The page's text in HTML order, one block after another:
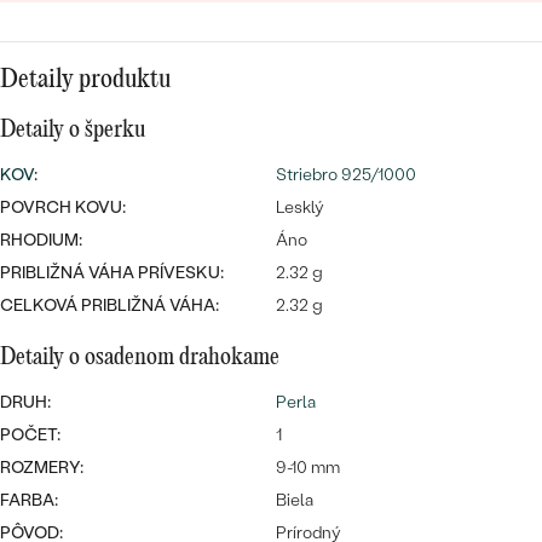
Najpredávanejšie
svadobné
obrúčky
PREZRIEŤ
DRAHOKAM
PODĽA MATERIÁLU
PLATINA
STRIEBRO
S DRAHOKAMAMI
PODĽA ŠTÝLU
PERSONALIZOVANÉ
SYMBOLICKÉ
MINIMALISTICKÉ
PODĽA PRÍLEŽITOSTI
PODĽA FARBY
CENOVO DOSTUPNÉ
Detaily produktu
Detaily o šperku
KOV:
Striebro 925/1000
POVRCH KOVU:
Lesklý
RHODIUM:
Áno
PRIBLIŽNÁ VÁHA PRÍVESKU:
2.32 g
CELKOVÁ PRIBLIŽNÁ VÁHA:
2.32 g
Detaily o osadenom drahokame
DRUH:
Perla
POČET:
1
ROZMERY:
9-10 mm
FARBA:
Biela
PÔVOD:
Prírodný